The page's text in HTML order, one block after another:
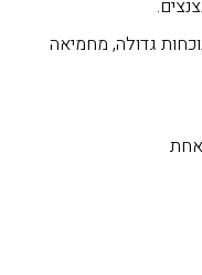
גדולה, מחמיאה